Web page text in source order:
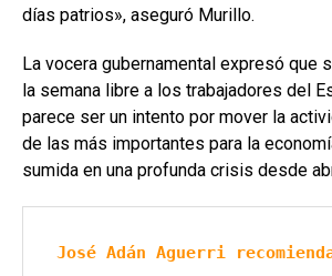
días patrios», aseguró Murillo.
La vocera gubernamental expresó que
la semana libre a los trabajadores del
parece ser un intento por mover la
de las más importantes para la
sumida en una profunda crisis desde
José Adán Aguerri